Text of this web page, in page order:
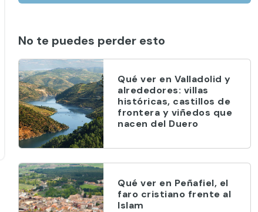
No te puedes perder esto
Qué ver en Valladolid y
alrededores: villas
históricas, castillos de
frontera y viñedos que
nacen del Duero
Qué ver en Peñafiel, el
faro cristiano frente al
Islam